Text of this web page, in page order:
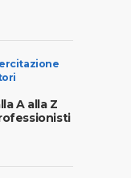
A alla Z